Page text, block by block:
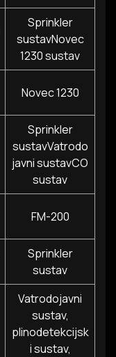
Sprinkler
sustavNovec
1230 sustav
Novec 1230
Sprinkler
sustavVatrodo
javni sustavCO
sustav
FM-200
Sprinkler
sustav
Vatrodojavni
sustav,
plinodetekcijsk
i sustav,